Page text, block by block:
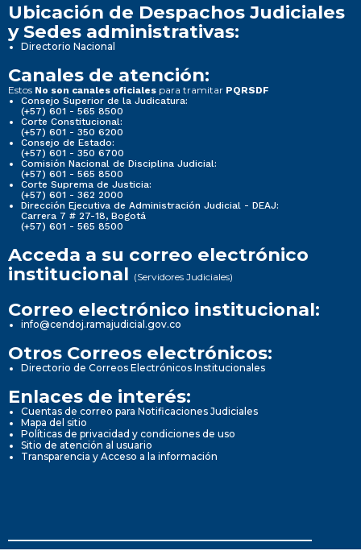
Ubicación de Despachos Judiciales
y Sedes administrativas:
Directorio Nacional
Canales de atención:
Estos No son canales oficiales para tramitar PQRSDF
Consejo Superior de la Judicatura:
(+57) 601 - 565 8500
Corte Constitucional:
(+57) 601 - 350 6200
Consejo de Estado:
(+57) 601 - 350 6700
Comisión Nacional de Disciplina Judicial:
(+57) 601 - 565 8500
Corte Suprema de Justicia:
(+57) 601 - 362 2000
Dirección Ejecutiva de Administración Judicial - DEAJ:
Carrera 7 # 27-18, Bogotá
(+57) 601 - 565 8500
Acceda a su correo electrónico
institucional (Servidores Judiciales)
Correo electrónico institucional:
info@cendoj.ramajudicial.gov.co
Otros Correos electrónicos:
Directorio de Correos Electrónicos Institucionales
Enlaces de interés:
Cuentas de correo para Notificaciones Judiciales
Mapa del sitio
Políticas de privacidad y condiciones de uso
Sitio de atención al usuario
Transparencia y Acceso a la información